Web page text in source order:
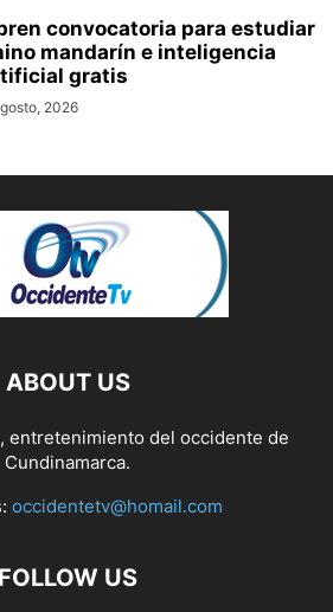
convocatoria para estudiar
mandarín e inteligencia
gratis
2026
ABOUT US
entretenimiento del occidente de
Cundinamarca.
occidentetv@homail.com
FOLLOW US